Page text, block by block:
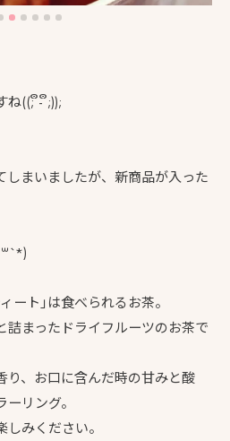
ね((; ຶ- ຶ;));
しまいましたが、新商品が入った
ート｣は食べられるお茶。
詰まったドライフルーツのお茶で
り、お口に含んだ時の甘みと酸
リング。
みください。